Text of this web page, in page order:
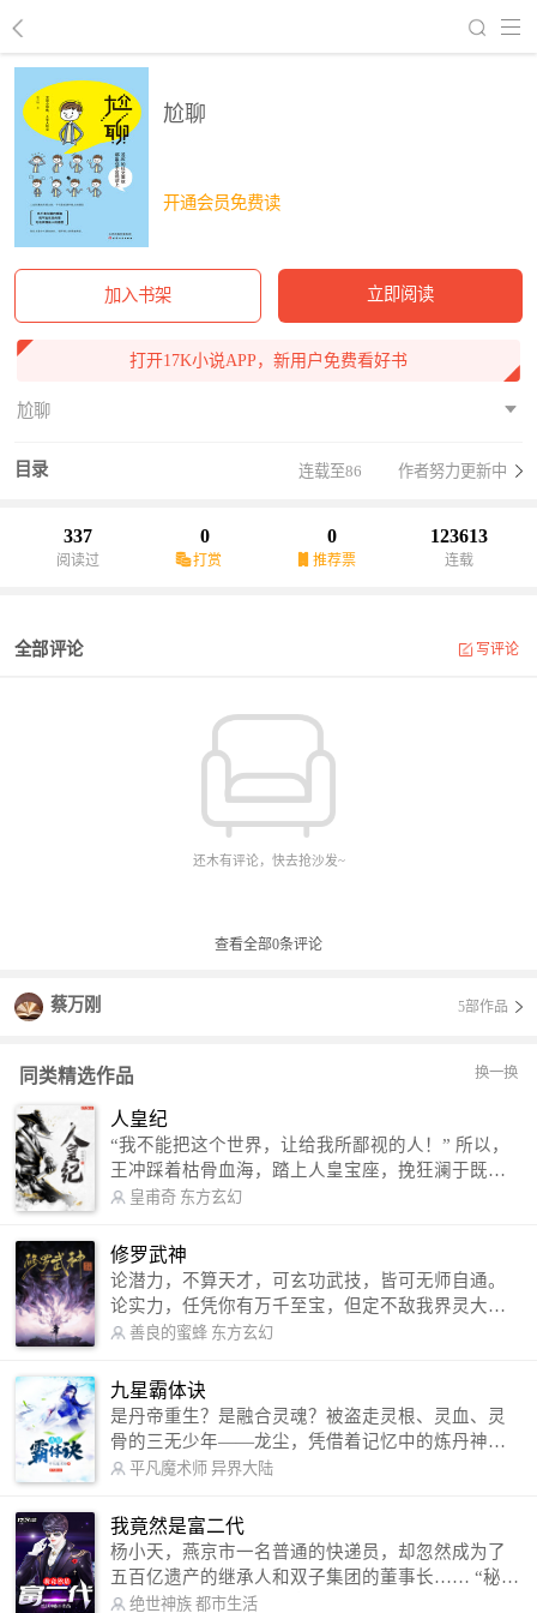
尬聊
开通会员免费读
加入书架 立即阅读
打开17K小说APP，新用户免费看好书
尬聊
目录 连载至86 作者努力更新中
337
阅读过
0
打赏
0
推荐票
123613
连载
全部评论 写评论
还木有评论，快去抢沙发~
查看全部0条评论
蔡万刚 5部作品
同类精选作品 换一换
人皇纪
“我不能把这个世界，让给我所鄙视的人！” 所以，
王冲踩着枯骨血海，踏上人皇宝座，挽狂澜于既
倒，扶大厦之将倾，成就了一段无上的传说！ 微信
微博：皇甫奇（地址：http://weibo.com/u/25284575
87） QQ交流群：320238210【普通群】 574501330
【VIP订阅群】 欢迎大家关注。
皇甫奇 东方玄幻
修罗武神
论潜力，不算天才，可玄功武技，皆可无师自通。
论实力，任凭你有万千至宝，但定不敌我界灵大
军。 我是谁？天下众生视我为修罗，却不知，我以
信公众号：善良的蜜蜂后援会）
善良的蜜蜂 东方玄幻
九星霸体诀
是丹帝重生？是融合灵魂？被盗走灵根、灵血、灵
骨的三无少年——龙尘，凭借着记忆中的炼丹神
术，修行神秘功法九星霸体诀，拨开重重迷雾，解
勾搭各色美女，镇压恶鬼邪神。 江湖传闻：龙
尘一到，地吼天啸。龙尘一出，鬼泣神哭。 本
故事纯属虚构，如有雷同，那就是真事儿，想要对
号入座，抓紧时间进群：487963015 微信公众号：
平凡魔术师 异界大陆
我竟然是富二代
杨小天，燕京市一名普通的快递员，却忽然成为了
五百亿遗产的继承人和双子集团的董事长…… “秘
书，给我定制一套百亿富翁的吃喝住行标准！” “好
绝世神族 都市生活